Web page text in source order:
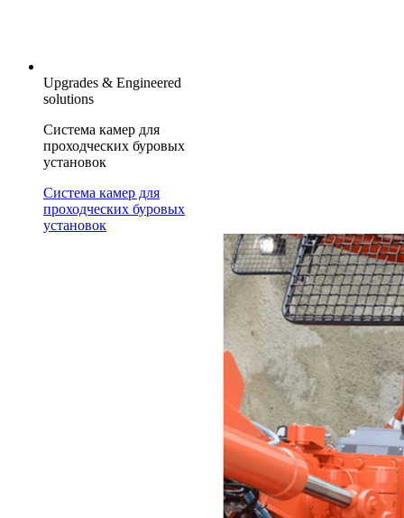
Upgrades & Engineered
solutions
Система камер для
проходческих буровых
установок
Система камер для
проходческих буровых
установок